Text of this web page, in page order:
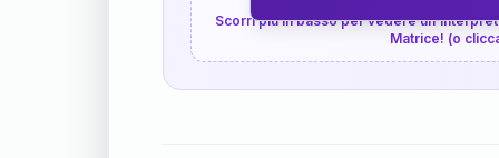
Scorri più in basso per vedere
Matrice! (o